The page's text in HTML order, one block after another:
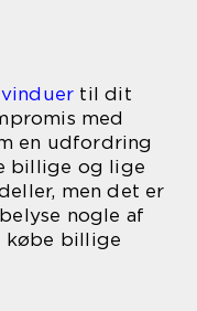
til dit
med
en udfordring
billige og lige
men det er
nogle af
købe billige